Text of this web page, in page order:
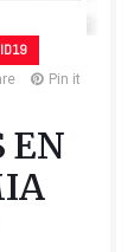
Pin it
EN